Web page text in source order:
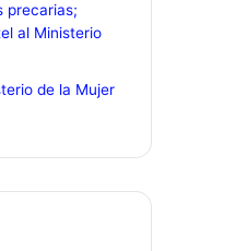
precarias;
al Ministerio
de la Mujer